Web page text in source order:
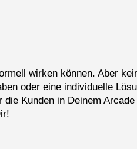
wirken können. Aber
oder eine individuelle
Kunden in Deinem